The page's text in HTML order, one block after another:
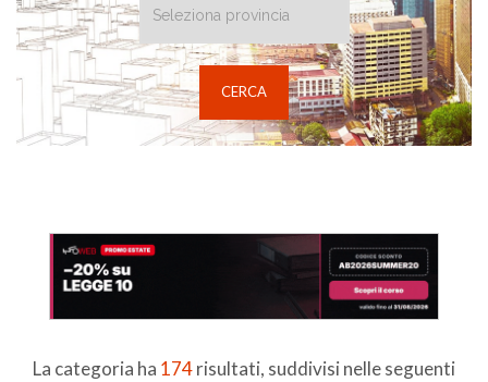
La categoria ha 174risultati, suddivisi nelle seguenti